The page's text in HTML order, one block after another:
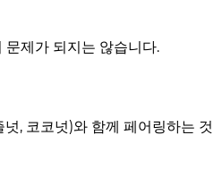
제가 되지는 않습니다.
, 코코넛)와 함께 페어링하는 것